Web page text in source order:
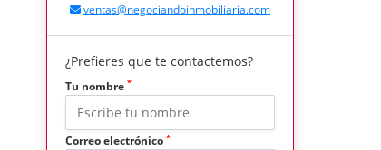
ventas@negociandoinmobiliaria.com
¿Prefieres que te contactemos?
Tu nombre *
Correo electrónico *